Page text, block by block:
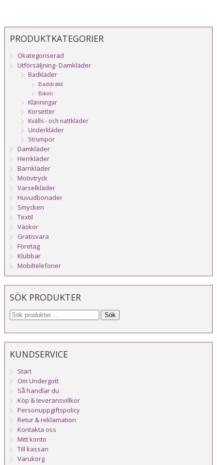
PRODUKTKATEGORIER
Okategoriserad
Utförsäljning- Damkläder
Badkläder
Baddräkt
Bikini
Klänningar
Korsetter
Kvälls - och nattkläder
Underkläder
Strumpor
Damkläder
Herrkläder
Barnkläder
Motivtryck
Varselkläder
Huvudbonader
Smycken
Textil
Väskor
Gratisvara
Företag
Klubbar
Mobiltelefoner
SÖK PRODUKTER
Sök
KUNDSERVICE
Start
Om Undergott
Så handlar du
Köp & leveransvillkor
Personuppgiftspolicy
Retur & reklamation
Kontakta oss
Mitt konto
Till kassan
Varukorg